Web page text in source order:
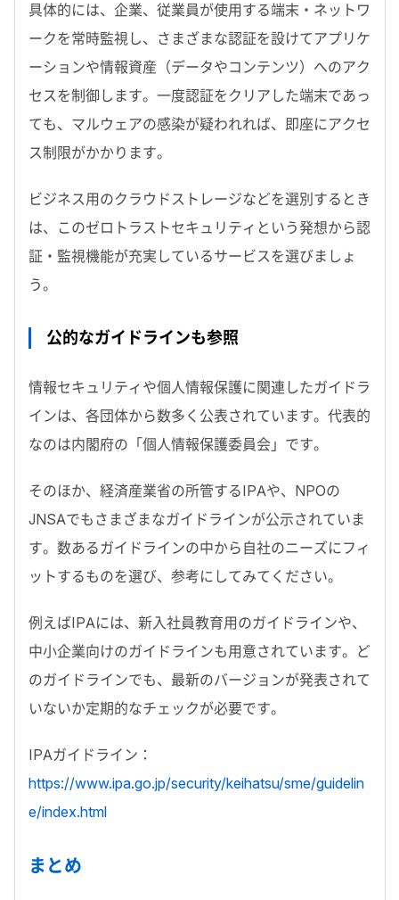
具体的には、企業、従業員が使用する端末・ネットワ
ークを常時監視し、さまざまな認証を設けてアプリケ
ーションや情報資産（データやコンテンツ）へのアク
セスを制御します。一度認証をクリアした端末であっ
ても、マルウェアの感染が疑われれば、即座にアクセ
ス制限がかかります。
ビジネス用のクラウドストレージなどを選別するとき
は、このゼロトラストセキュリティという発想から認
証・監視機能が充実しているサービスを選びましょ
う。
公的なガイドラインも参照
情報セキュリティや個人情報保護に関連したガイドラ
インは、各団体から数多く公表されています。代表的
なのは内閣府の「個人情報保護委員会」です。
そのほか、経済産業省の所管するIPAや、NPOの
JNSAでもさまざまなガイドラインが公示されていま
す。数あるガイドラインの中から自社のニーズにフィ
ットするものを選び、参考にしてみてください。
例えばIPAには、新入社員教育用のガイドラインや、
中小企業向けのガイドラインも用意されています。ど
のガイドラインでも、最新のバージョンが発表されて
いないか定期的なチェックが必要です。
IPAガイドライン：
https://www.ipa.go.jp/security/keihatsu/sme/guidelin
e/index.html
まとめ